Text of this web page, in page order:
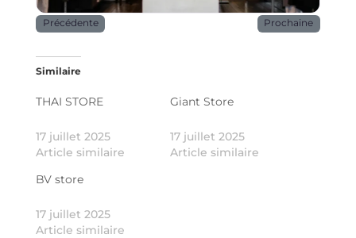
Précédente Prochaine
Similaire
THAI STORE
17 juillet 2025
Article similaire
Giant Store
17 juillet 2025
Article similaire
BV store
17 juillet 2025
Article similaire